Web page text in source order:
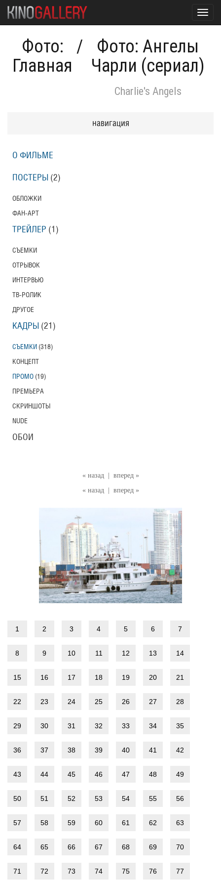
Фото:
Главная
/
Фото: Ангелы
Чарли (сериал)
Charlie's Angels
« назад
вперед »
« назад
вперед »
1 2 3 4 5 6 7
8 9 10 11 12 13 14
15 16 17 18 19 20 21
22 23 24 25 26 27 28
29 30 31 32 33 34 35
36 37 38 39 40 41 42
43 44 45 46 47 48 49
50 51 52 53 54 55 56
57 58 59 60 61 62 63
64 65 66 67 68 69 70
71 72 73 74 75 76 77
навигация
О ФИЛЬМЕ
ПОСТЕРЫ (2)
ОБЛОЖКИ
ФАН-АРТ
ТРЕЙЛЕР (1)
СЪЕМКИ
ОТРЫВОК
ИНТЕРВЬЮ
ТВ-РОЛИК
ДРУГОЕ
КАДРЫ (21)
СЪЕМКИ (318)
КОНЦЕПТ
ПРОМО (19)
ПРЕМЬЕРА
СКРИНШОТЫ
NUDE
ОБОИ